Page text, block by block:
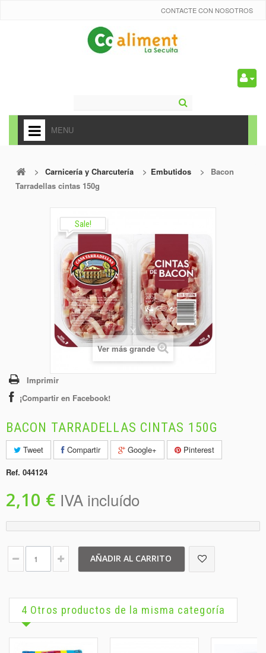
CONTACTE CON NOSOTROS
MENU
ALIMENTACIÓN
CARNICERÍA Y CHARCUTERÍA
CONGELADOS
DROGUERÍA
> Carnicería y Charcutería > Embutidos >
Bacon
Tarradellas cintas 150g
Sale!
Ver más grande
Imprimir
¡Compartir en Facebook!
BACON TARRADELLAS CINTAS 150G
Tweet Compartir Google+
Pinterest
Ref. 044124
2,10 € IVA incluído
AÑADIR AL CARRITO
4 Otros productos de la misma categoría